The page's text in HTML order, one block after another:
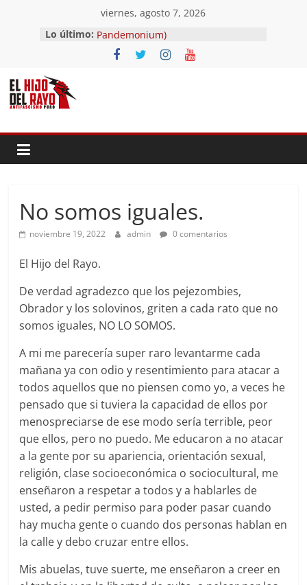
contenido
viernes, agosto 7, 2026
Lo último:
El segundo (Del II Tomo del
Pandemonium)
Ave fénix
No somos iguales.
noviembre 19, 2022 admin 0 comentarios
El Hijo del Rayo.
De verdad agradezco que los pejezombies,
Obrador y los solovinos, griten a cada rato que no
somos iguales, NO LO SOMOS.
A mi me parecería super raro levantarme cada
mañana ya con odio y resentimiento para atacar a
todos aquellos que no piensen como yo, a veces he
pensado que si tuviera la capacidad de ellos por
menospreciarse de ese modo sería terrible, peor
que ellos, pero no puedo. Me educaron a no atacar
a la gente por su apariencia, orientación sexual,
religión, clase socioeconómica o sociocultural, me
enseñaron a respetar a todos y a hablarles de
usted, a pedir permiso para poder pasar cuando
hay mucha gente o cuando dos personas hablan en
la calle y debo cruzar entre ellos.
Mis abuelas, tuve suerte, me enseñaron a creer en